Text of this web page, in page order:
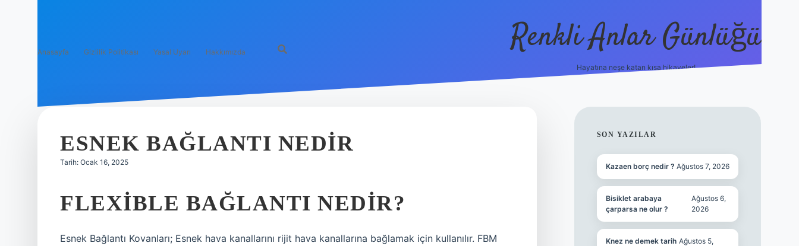
Anasayfa Gizlilik Politikası Yasal Uyarı Hakkımızda Renkli Anlar Günlüğü
Hayatına neşe katan kısa hikayeler!
ESNEK BAĞLANTI NEDIR
Tarih: Ocak 16, 2025
FLEXIBLE BAĞLANTI NEDIR?
Esnek Bağlantı Kovanları; Esnek hava kanallarını rijit hava kanallarına bağlamak için kullanılır. FBM
SIDEBAR
SON YAZILAR
Kazaen borç nedir ? Ağustos 7, 2026
Bisiklet arabaya
çarparsa ne olur ?
Ağustos 6,
2026
Knez ne demek tarih Ağustos 5,
vdcasino güncel giriş